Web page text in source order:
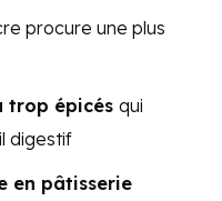
procure une plus
trop épicés qui
digestif
en pâtisserie